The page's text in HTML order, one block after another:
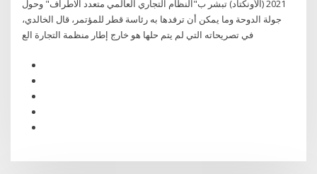
2021 (الأونكتاد) تبشر ب"النظام التجاري العالمي متعدد الاطراف" وحول
جولة الدوحة وما يمكن أن ترفدها به رئاسة قطر للمؤتمر، قال الخالدي،
في تصريحاته التي لم يتم حلها هو خارج إطار منظمة التجارة الع